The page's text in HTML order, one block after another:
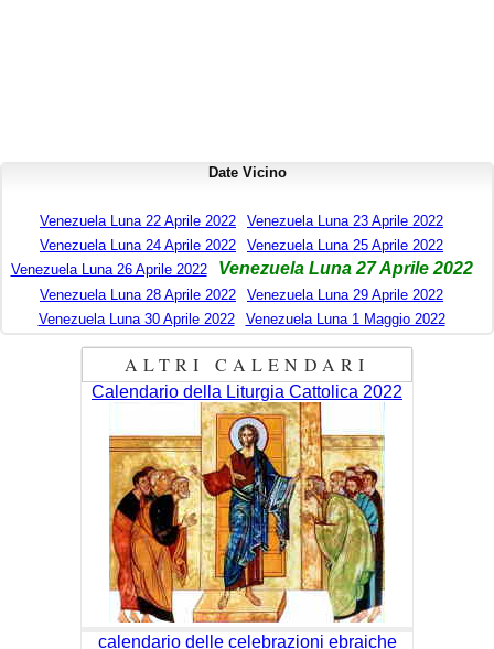
Date Vicino
Venezuela Luna 22 Aprile 2022
Venezuela Luna 23 Aprile 2022
Venezuela Luna 24 Aprile 2022
Venezuela Luna 25 Aprile 2022
Venezuela Luna 26 Aprile 2022
Venezuela Luna 27 Aprile 2022
Venezuela Luna 28 Aprile 2022
Venezuela Luna 29 Aprile 2022
Venezuela Luna 30 Aprile 2022
Venezuela Luna 1 Maggio 2022
ALTRI CALENDARI
Calendario della Liturgia Cattolica 2022
calendario delle celebrazioni ebraiche